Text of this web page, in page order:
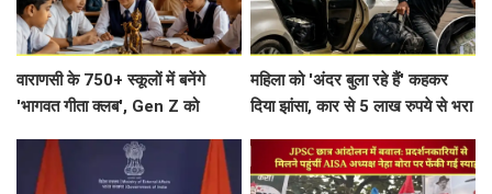
वाराणसी के 750+ स्कूलों में बनेंगे
'भागवत गीता क्लब', Gen Z को
मिलेगी सीख
महिला को 'अंदर बुला रहे हैं' कहकर
दिया झांसा, कार से 5 लाख रुपये से भरा